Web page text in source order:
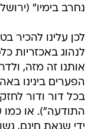
נחרב בימיו"
לכן עלינו להכיר
לנהוג באכזריות
אותנו זה מזה,
הפערים בינינו
בכל דור ודור
התודעה"). או
ידי שנאת חינם,